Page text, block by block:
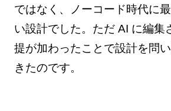
ではなく、ノーコード時代に
い設計でした。ただ AI に編集
提が加わったことで設計を問
きたのです。